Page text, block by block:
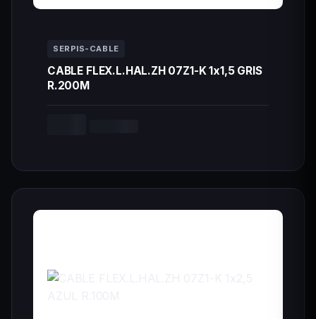
SERPIS-CABLE
CABLE FLEX.L.HAL.ZH 07Z1-K 1x1,5 GRIS
R.200M